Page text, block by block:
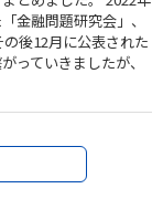
金融問題研究会」、
後12月に公表された
っていきましたが、